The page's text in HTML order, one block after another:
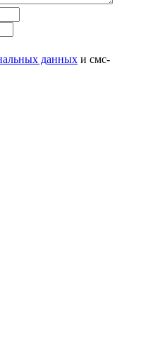
данных и смс-